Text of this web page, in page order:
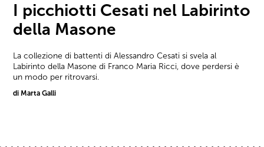
I picchiotti Cesati nel Labirinto
della Masone
La collezione di battenti di Alessandro Cesati si svela al
Labirinto della Masone di Franco Maria Ricci, dove perdersi è
un modo per ritrovarsi.
di Marta Galli